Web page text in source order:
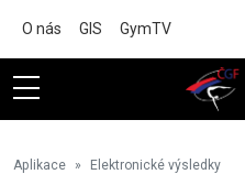
O nás GIS GymTV
Aplikace Elektronické výsledky